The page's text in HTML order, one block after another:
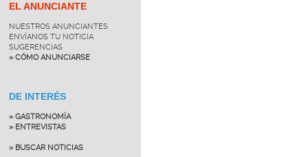
EL ANUNCIANTE
NUESTROS ANUNCIANTES
ENVÍANOS TU NOTICIA
SUGERENCIAS
» CÓMO ANUNCIARSE
DE INTERÉS
» GASTRONOMÍA
» ENTREVISTAS
» BUSCAR NOTICIAS